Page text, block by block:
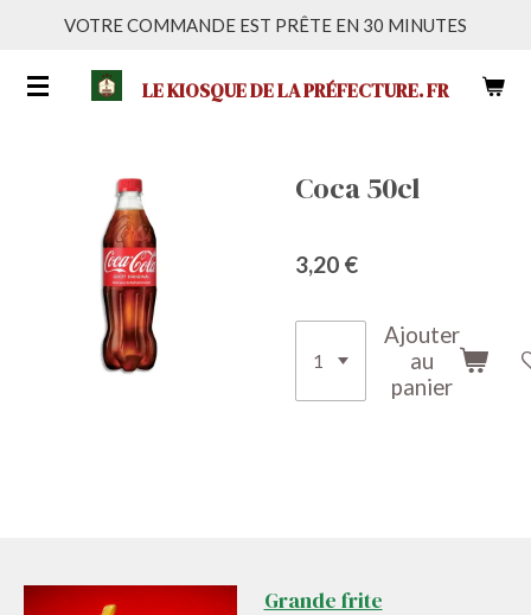
Passer
contenu
LE KIOSQUE DE LA PRÉFECTURE. FR
VOTRE COMMANDE EST PRÊTE EN 30 MINUTES
Coca 50cl
3,20 €
Ajouter
au
panier
Grande frite